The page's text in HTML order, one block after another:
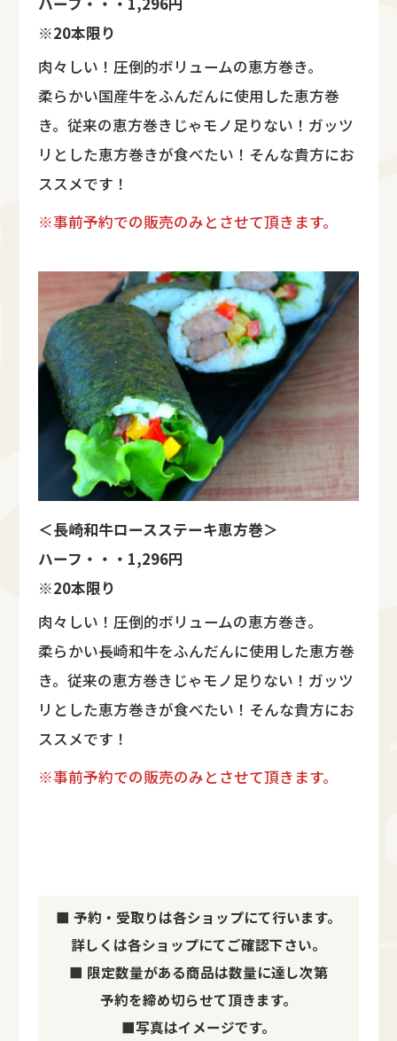
※20本限り
肉々しい！圧倒的ボリュームの恵方巻き。
柔らかい国産牛をふんだんに使用した恵方巻
き。従来の恵方巻きじゃモノ足りない！ガッツ
リとした恵方巻きが食べたい！そんな貴方にお
ススメです！
※事前予約での販売のみとさせて頂きます。
＜長崎和牛ロースステーキ恵方巻＞
ハーフ・・・1,296円
※20本限り
肉々しい！圧倒的ボリュームの恵方巻き。
柔らかい長崎和牛をふんだんに使用した恵方巻
き。従来の恵方巻きじゃモノ足りない！ガッツ
リとした恵方巻きが食べたい！そんな貴方にお
ススメです！
※事前予約での販売のみとさせて頂きます。
■ 予約・受取りは各ショップにて行います。
詳しくは各ショップにてご確認下さい。
■ 限定数量がある商品は数量に達し次第
予約を締め切らせて頂きます。
■写真はイメージです。